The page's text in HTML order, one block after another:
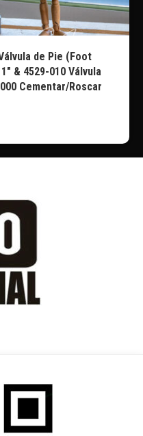
de Pie (Foot
& 4529-010 Válvula
Cementar/Roscar